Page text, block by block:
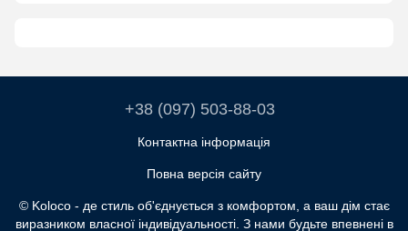
+38 (097) 503-88-03
Контактна інформація
Повна версія сайту
© Koloco - де стиль об'єднується з комфортом, а ваш дім стає
виразником власної індивідуальності. З нами будьте впевнені в